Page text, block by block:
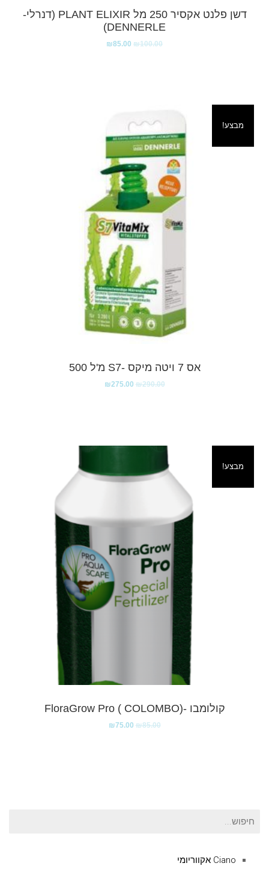
דשן פלנט אקסיר 250 מל PLANT ELIXIR (דנרלי-
DENNERLE)
₪100.00
₪85.00
מבצע!
אס 7 ויטה מיקס -S7 מ'ל 500
₪290.00
₪275.00
מבצע!
קולומבו -(FloraGrow Pro ( COLOMBO
₪85.00
₪75.00
חיפוש
Ciano אקווריומי